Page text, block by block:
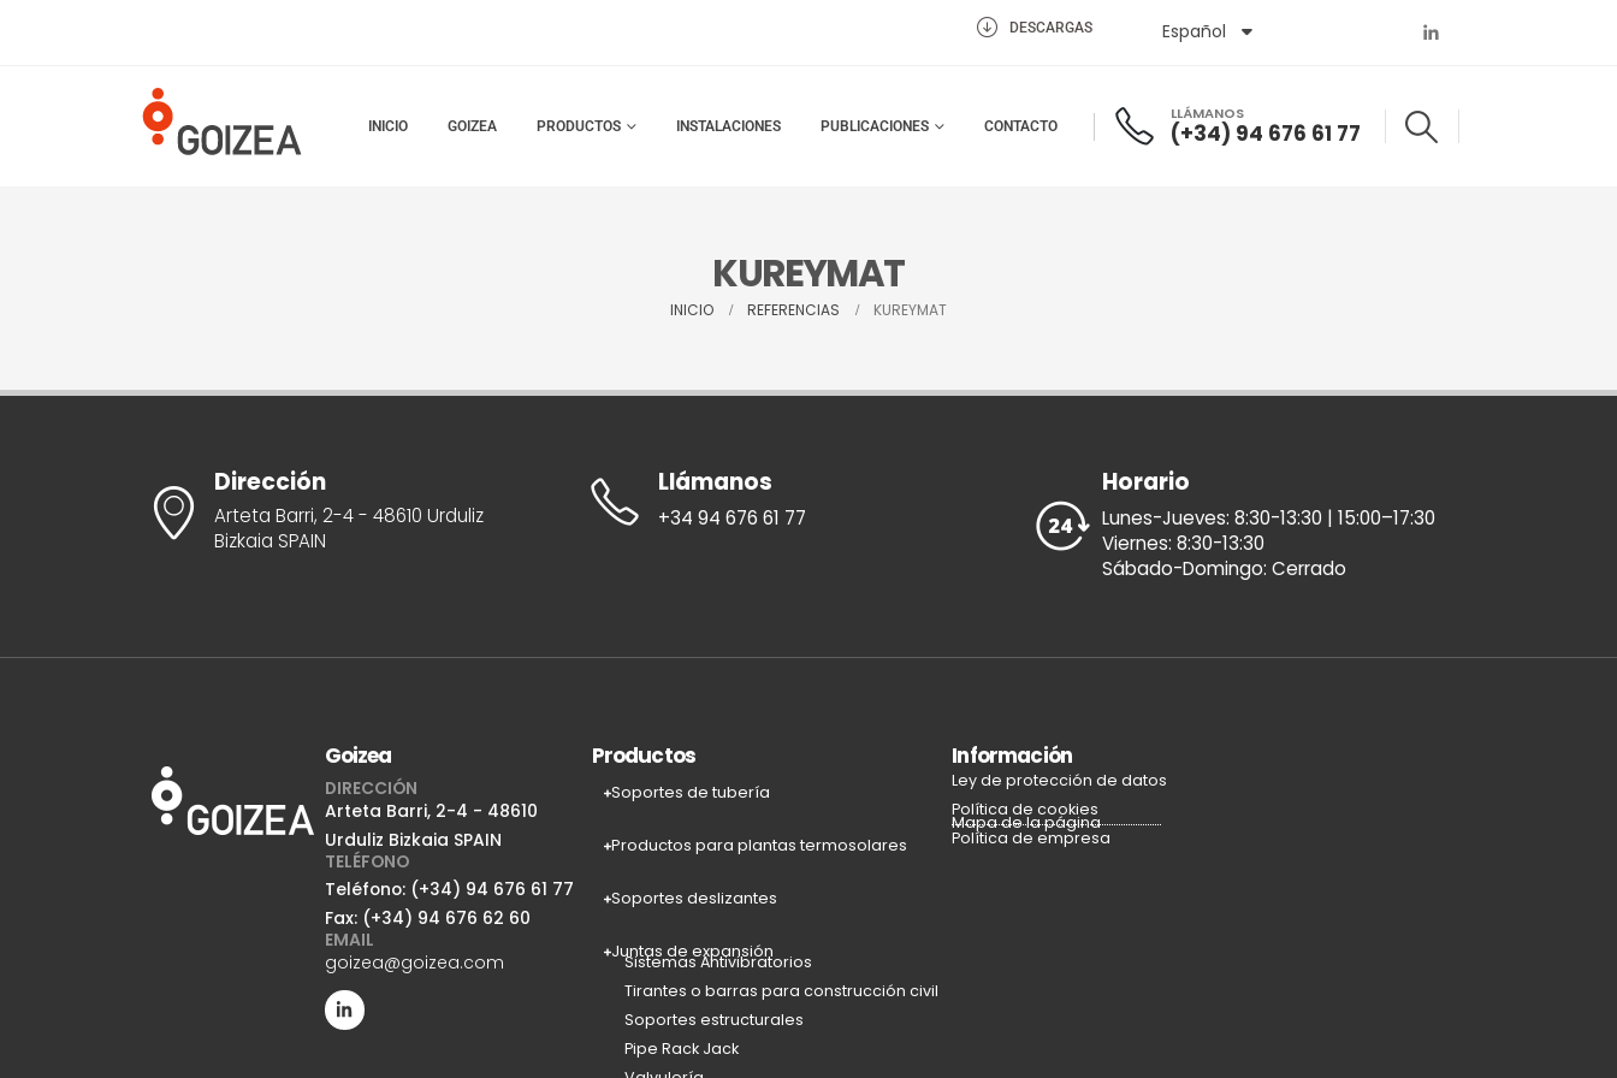
DESCARGAS Español
English
INICIO GOIZEA PRODUCTOS INSTALACIONES PUBLICACIONES CONTACTO
LLÁMANOS
(+34) 94 676 61 77
KUREYMAT
INICIO REFERENCIAS KUREYMAT
Dirección
Arteta Barri, 2-4 - 48610 Urduliz
Bizkaia SPAIN
Llámanos
+34 94 676 61 77
Horario
Lunes-Jueves: 8:30-13:30 | 15:00–17:30
Viernes: 8:30-13:30
Sábado-Domingo: Cerrado
Goizea
DIRECCIÓN
Arteta Barri, 2-4 - 48610
Urduliz Bizkaia SPAIN
TELÉFONO
Teléfono: (+34) 94 676 61 77
Fax: (+34) 94 676 62 60
EMAIL
goizea@goizea.com
Productos
Soportes de tubería
Productos para plantas termosolares
Soportes deslizantes
Juntas de expansión
Sistemas Antivibratorios
Tirantes o barras para construcción civil
Soportes estructurales
Pipe Rack Jack
Información
Ley de protección de datos
Política de cookies
Política de empresa
Mapa de la página